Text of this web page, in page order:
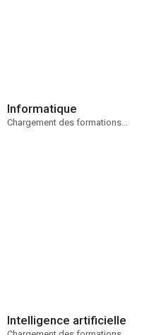
Informatique
Chargement des formations...
Intelligence artificielle